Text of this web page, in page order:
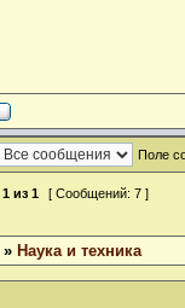
Поле
1 из 1 [ Сообщений: 7 ]
» Наука и техника